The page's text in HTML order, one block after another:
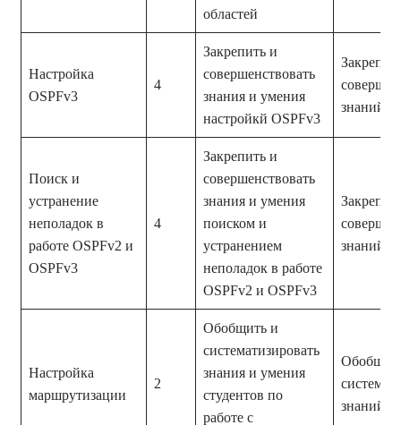
областей
Настройка
OSPFv3
4
Закрепить и
совершенствовать
знания и умения
настройкй OSPFv3
знаний и
Поиск и
устранение
неполадок в
работе OSPFv2 и
OSPFv3
4
Закрепить и
совершенствовать
знания и умения
поиском и
устранением
неполадок в работе
OSPFv2 и OSPFv3
знаний и
Настройка
маршрутизации
2
Обобщить и
систематизировать
знания и умения
студентов по
работе с
знаний и